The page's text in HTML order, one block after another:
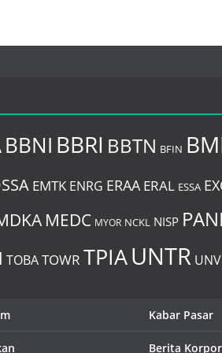
BBNI BBRI BBTN BFIN
EMTK ENRG ERAA ERAL ESSA
MEDC MYOR NCKL NISP PANI
TOBA TOWR TPIAUNTR
Kabar Pasar
Berita